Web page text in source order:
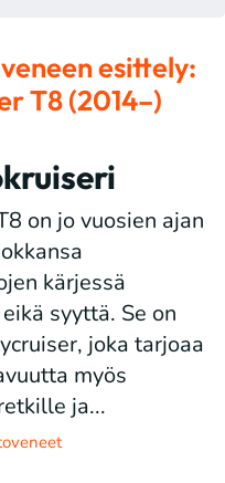
esittely:
T8 (2014–)
on jo vuosien ajan
kärjessä
syyttä. Se on
joka tarjoaa
myös
ja...